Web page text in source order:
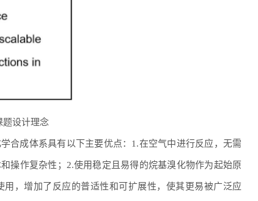
题设计理念
合成体系具有以下主要优点：1.在空气中进行反应，无需
操作复杂性；2.使用稳定且易得的烷基溴化物作为起始原
，增加了反应的普适性和可扩展性，使其更易被广泛应